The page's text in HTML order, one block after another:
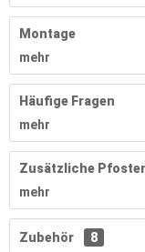
Montage
mehr
Häufige Fragen
mehr
Zusätzliche
mehr
Zubehör 8